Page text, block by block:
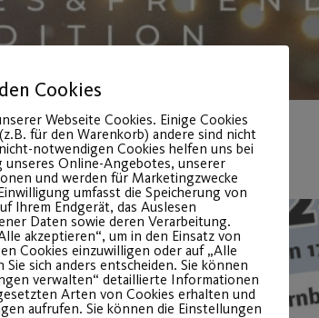
Cookies
Webseite Cookies. Einige Cookies
für den Warenkorb) andere sind nicht
notwendigen Cookies helfen uns bei
unseres Online-Angebotes, unserer
und werden für Marketingzwecke
umfasst die Speicherung von
Ihrem Endgerät, das Auslesen
Daten sowie deren Verarbeitung.
akzeptieren“, um in den Einsatz von
Cookies einzuwilligen oder auf „Alle
Sie sich anders entscheiden. Sie können
verwalten“ detaillierte Informationen
Arten von Cookies erhalten und
aufrufen. Sie können die Einstellungen